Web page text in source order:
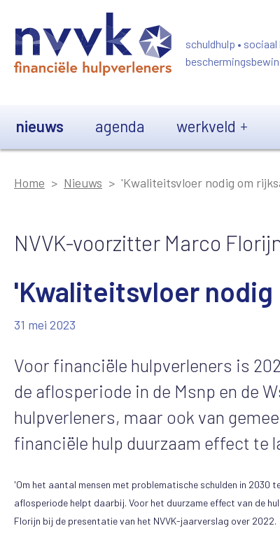
schuldhulp •
nieuws agenda werkveld
Home Nieuws 'Kwaliteitsvloer nodig om
NVVK-voorzitter Marco
'Kwaliteitsvloer
31 mei 2023
Voor financiële hulpverleners is
de aflosperiode in de Msnp en de
hulpverleners, maar ook van
financiële hulp duurzaam effect te
'Om het aantal mensen met problematische schulden in 2030
aflosperiode helpt daarbij. Voor het duurzame effect van de
Florijn bij de presentatie van het NVVK-jaarverslag over 2022.